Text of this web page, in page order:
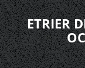
ETRIER